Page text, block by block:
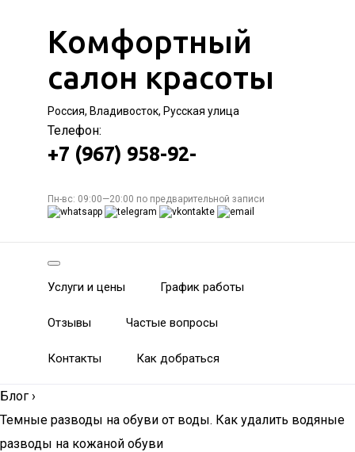
Комфортный
салон красоты
Россия, Владивосток, Русская улица
Телефон:
+7 (967) 958-92-
Пн-вс: 09:00—20:00 по предварительной записи
Услуги и цены График работы
Отзывы Частые вопросы
Контакты Как добраться
Блог ›
Темные разводы на обуви от воды. Как удалить водяные
разводы на кожаной обуви